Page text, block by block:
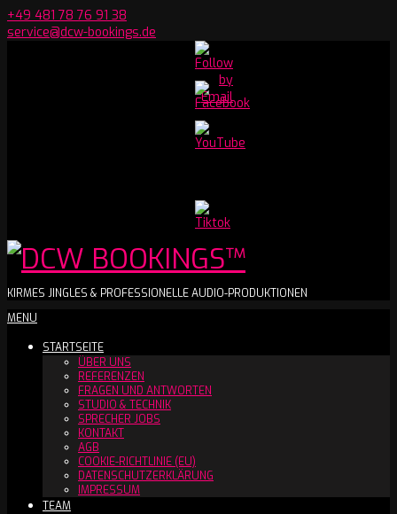
Skip
to
+49 481 78 76 91 38
service@dcw-bookings.de
Youtube
Channel
DCW
BOOKINGS™
KIRMES JINGLES & PROFESSIONELLE AUDIO-PRODUKTIONEN
Secondary
Menu
MENU
STARTSEITE
ÜBER UNS
REFERENZEN
FRAGEN UND ANTWORTEN
STUDIO & TECHNIK
SPRECHER JOBS
KONTAKT
AGB
COOKIE-RICHTLINIE (EU)
DATENSCHUTZERKLÄRUNG
IMPRESSUM
TEAM